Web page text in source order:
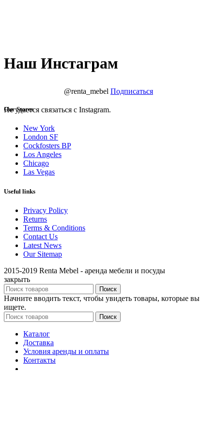
Наш Инстаграм
@renta_mebel Подписаться
Не удается связаться с Instagram.
Our Stores
New York
London SF
Cockfosters BP
Los Angeles
Chicago
Las Vegas
Useful links
Privacy Policy
Returns
Terms & Conditions
Contact Us
Latest News
Our Sitemap
2015-2019 Renta Mebel - аренда мебели и посуды
закрыть
Поиск
Начните вводить текст, чтобы увидеть товары, которые вы
ищете.
Поиск
Каталог
Доставка
Условия аренды и оплаты
Контакты